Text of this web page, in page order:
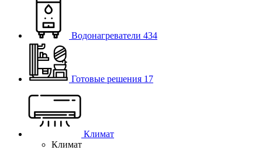
Водонагреватели 434
Готовые решения 17
Климат
Климат